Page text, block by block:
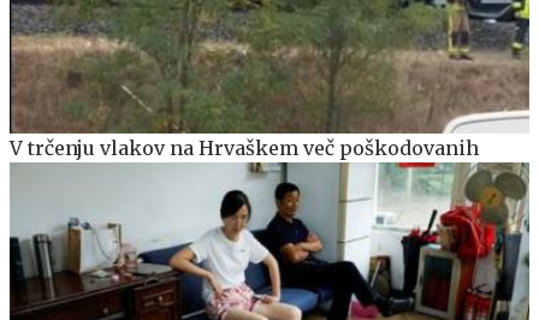
V trčenju vlakov na Hrvaškem več poškodovanih